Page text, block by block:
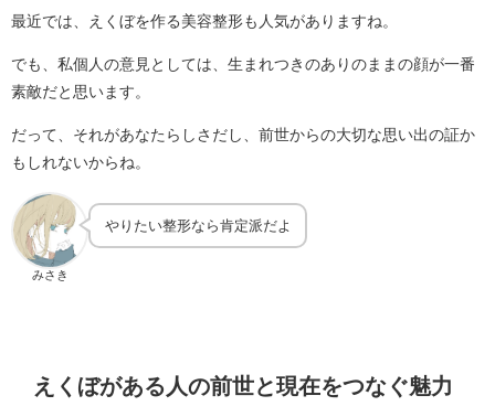
最近では、えくぼを作る美容整形も人気がありますね。
でも、私個人の意見としては、生まれつきのありのままの顔が一番
素敵だと思います。
だって、それがあなたらしさだし、前世からの大切な思い出の証か
もしれないからね。
みさき
やりたい整形なら肯定派だよ
えくぼがある人の前世と現在をつなぐ魅力